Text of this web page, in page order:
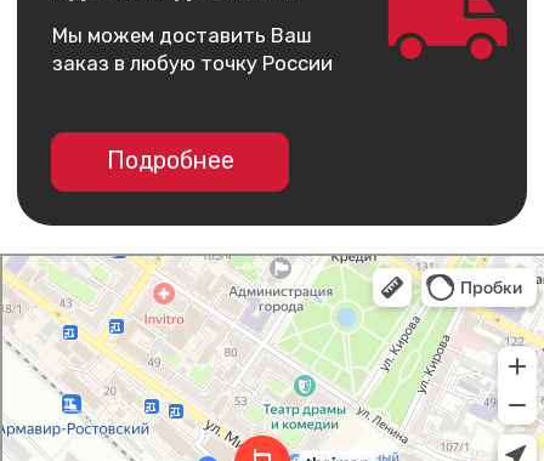
I Man
Салон связи в Армавире
Товары для мобильных телефонов в Армавире